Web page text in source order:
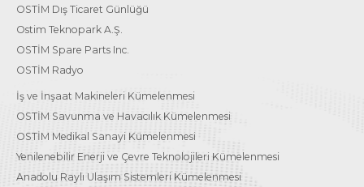
OSTİM Dış Ticaret Günlüğü
Ostim Teknopark A.Ş.
OSTİM Spare Parts Inc.
OSTİM Radyo
İş ve İnşaat Makineleri Kümelenmesi
OSTİM Savunma ve Havacılık Kümelenmesi
OSTİM Medikal Sanayi Kümelenmesi
Yenilenebilir Enerji ve Çevre Teknolojileri Kümelenmesi
Anadolu Raylı Ulaşım Sistemleri Kümelenmesi